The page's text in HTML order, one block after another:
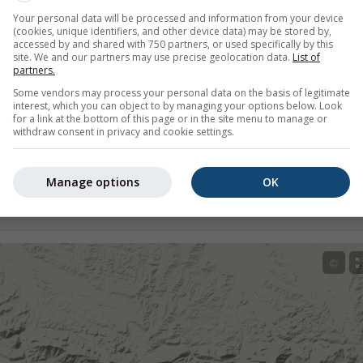
Normal chaud Extrêmement chaud
actuelles à 40 ans de données historiques, nous pouvons
chaudes (zones rouges) ou froides (zones bleues).
réelles observées par les stations météorologiques
42.95°N 0.44°O
©
Your personal data will be processed and information from your device
(cookies, unique identifiers, and other device data) may be stored by,
accessed by and shared with 750 partners, or used specifically by this
site. We and our partners may use precise geolocation data. List of
partners.
Some vendors may process your personal data on the basis of legitimate
interest, which you can object to by managing your options below. Look
for a link at the bottom of this page or in the site menu to manage or
withdraw consent in privacy and cookie settings.
OK
Manage options